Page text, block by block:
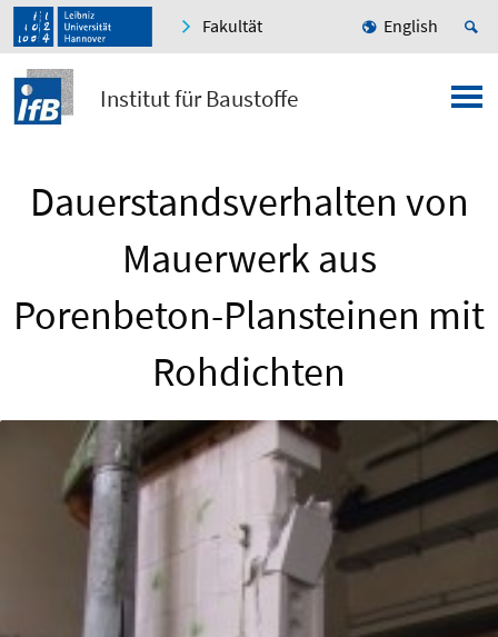
Fakultät English
Institut für Baustoffe
Dauerstandsverhalten von
Mauerwerk aus
Porenbeton-Plansteinen mit
Rohdichten